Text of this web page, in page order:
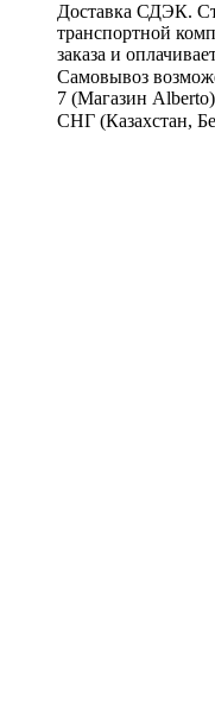
Доставка СДЭК.
транспортной
заказа и
Самовывоз
7 (Магазин Alberto)
СНГ (Казахстан,